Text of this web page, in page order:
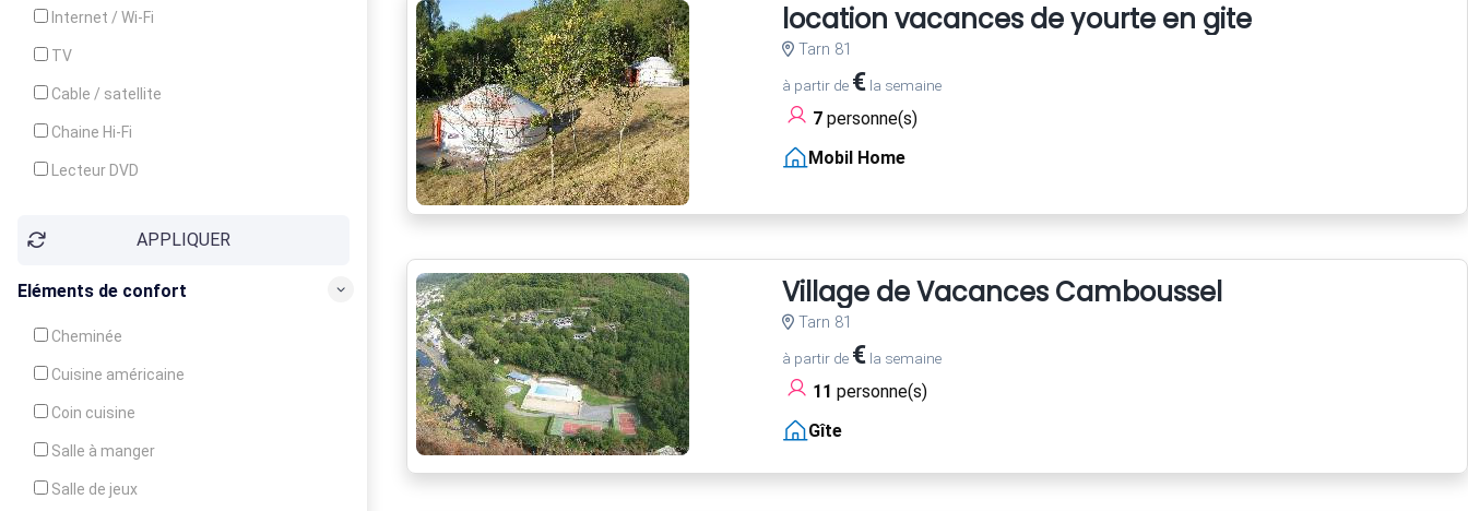
Internet / Wi-Fi
TV
Cable / satellite
Chaine Hi-Fi
Lecteur DVD
APPLIQUER
Eléments de confort
Cheminée
Cuisine américaine
Coin cuisine
Salle à manger
Salle de jeux
location vacances de yourte en gite
Tarn 81
à partir de €la semaine
7personne(s)
Mobil Home
Village de Vacances Camboussel
Tarn 81
à partir de €la semaine
11 personne(s)
Gîte